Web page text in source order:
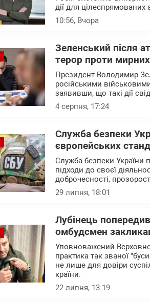
дії для
10:56, Вчора
Зеленський після
терор проти
Президент Володимир
російськими
заявивши, що такі дії
4 серпня, 17:24
Служба безпеки
європейських
Служба безпеки України
підходи до своєї
доброчесності,
29 липня, 18:01
Лубінець
омбудсмен
Уповноважений
практика так званої
не лише для довіри
країни.
22 липня, 13:19